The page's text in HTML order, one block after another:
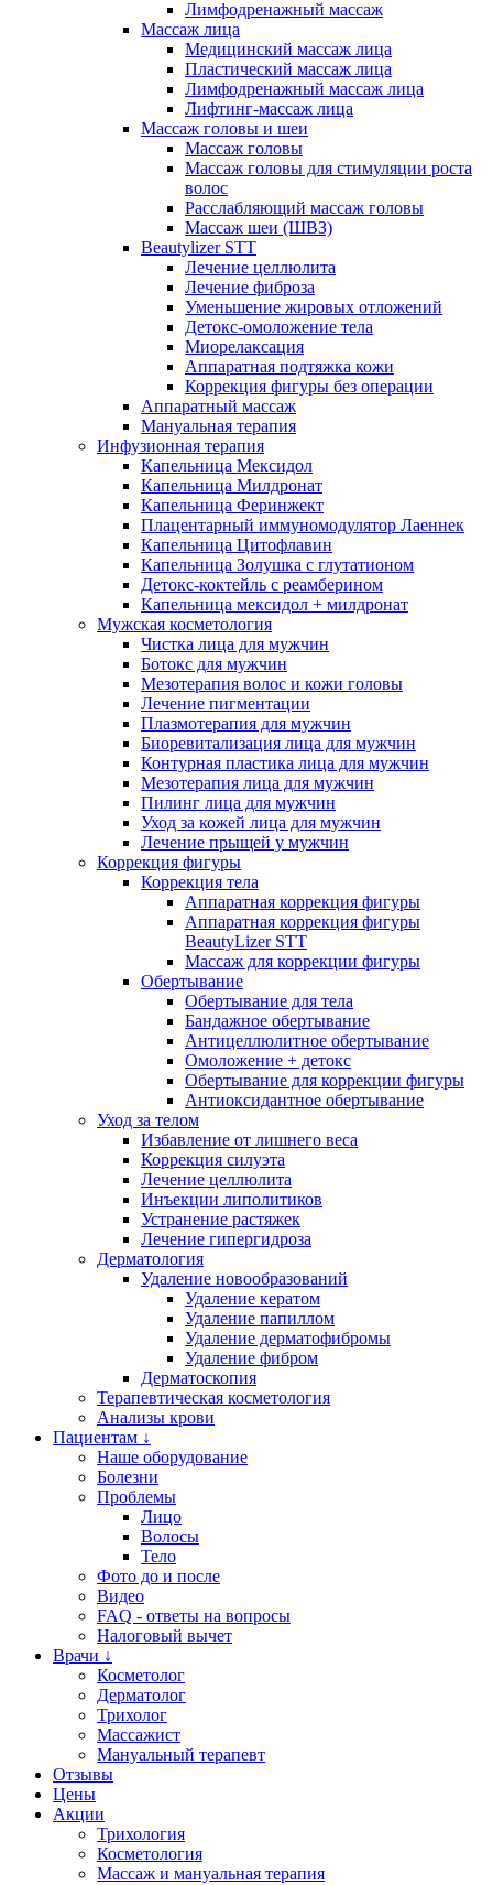
Лимфодренажный массаж
Массаж лица
Медицинский массаж лица
Пластический массаж лица
Лимфодренажный массаж лица
Лифтинг-массаж лица
Массаж головы и шеи
Массаж головы
Массаж головы для стимуляции роста
волос
Расслабляющий массаж головы
Массаж шеи (ШВЗ)
Beautylizer STT
Лечение целлюлита
Лечение фиброза
Уменьшение жировых отложений
Детокс-омоложение тела
Миорелаксация
Аппаратная подтяжка кожи
Коррекция фигуры без операции
Аппаратный массаж
Мануальная терапия
Инфузионная терапия
Капельница Мексидол
Капельница Милдронат
Капельница Феринжект
Плацентарный иммуномодулятор Лаеннек
Капельница Цитофлавин
Капельница Золушка с глутатионом
Детокс-коктейль с реамберином
Капельница мексидол + милдронат
Мужская косметология
Чистка лица для мужчин
Ботокс для мужчин
Мезотерапия волос и кожи головы
Лечение пигментации
Плазмотерапия для мужчин
Биоревитализация лица для мужчин
Контурная пластика лица для мужчин
Мезотерапия лица для мужчин
Пилинг лица для мужчин
Уход за кожей лица для мужчин
Лечение прыщей у мужчин
Коррекция фигуры
Коррекция тела
Аппаратная коррекция фигуры
Аппаратная коррекция фигуры
BeautyLizer STT
Массаж для коррекции фигуры
Обертывание
Обертывание для тела
Бандажное обертывание
Антицеллюлитное обертывание
Омоложение + детокс
Обертывание для коррекции фигуры
Антиоксидантное обертывание
Уход за телом
Избавление от лишнего веса
Коррекция силуэта
Лечение целлюлита
Инъекции липолитиков
Устранение растяжек
Лечение гипергидроза
Дерматология
Удаление новообразований
Удаление кератом
Удаление папиллом
Удаление дерматофибромы
Удаление фибром
Дерматоскопия
Терапевтическая косметология
Анализы крови
Пациентам ↓
Наше оборудование
Болезни
Проблемы
Лицо
Волосы
Тело
Фото до и после
Видео
FAQ - ответы на вопросы
Налоговый вычет
Врачи ↓
Косметолог
Дерматолог
Трихолог
Массажист
Мануальный терапевт
Отзывы
Цены
Акции
Трихология
Косметология
Массаж и мануальная терапия